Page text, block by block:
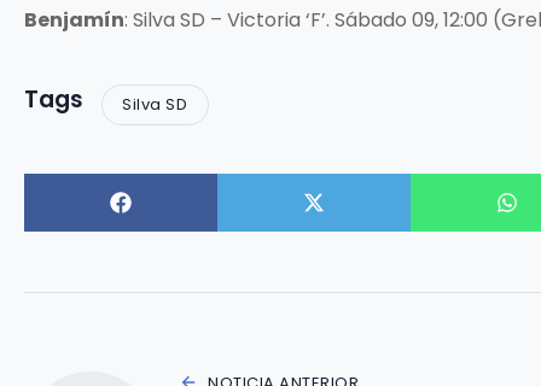
Benjamín: Silva SD – Victoria ‘F’. Sábado 09, 12:00
Tags Silva SD